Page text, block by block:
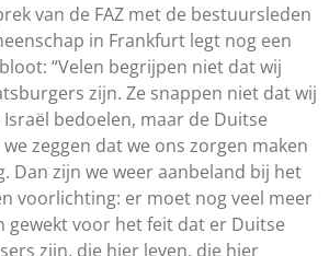
van de FAZ met de bestuursleden
in Frankfurt legt nog een
“Velen begrijpen niet dat wij
zijn. Ze snappen niet dat wij
bedoelen, maar de Duitse
zeggen dat we ons zorgen maken
Dan zijn we weer aanbeland bij het
voorlichting: er moet nog veel meer
gewekt voor het feit dat er Duitse
zijn, die hier leven, die hier